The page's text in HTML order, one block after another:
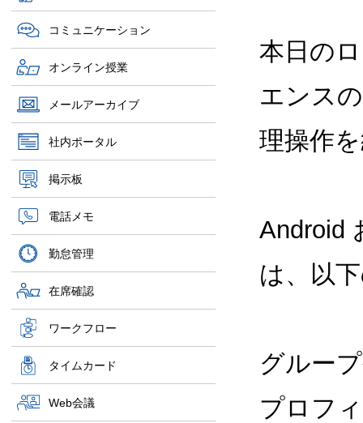
コミュニケーション
オンライン授業
メールアーカイブ
社内ポータル
掲示板
電話メモ
勤怠管理
在席確認
ワークフロー
タイムカード
Web会議
本日の
エンス
理操作
Android
は、以
グルー
プロフ